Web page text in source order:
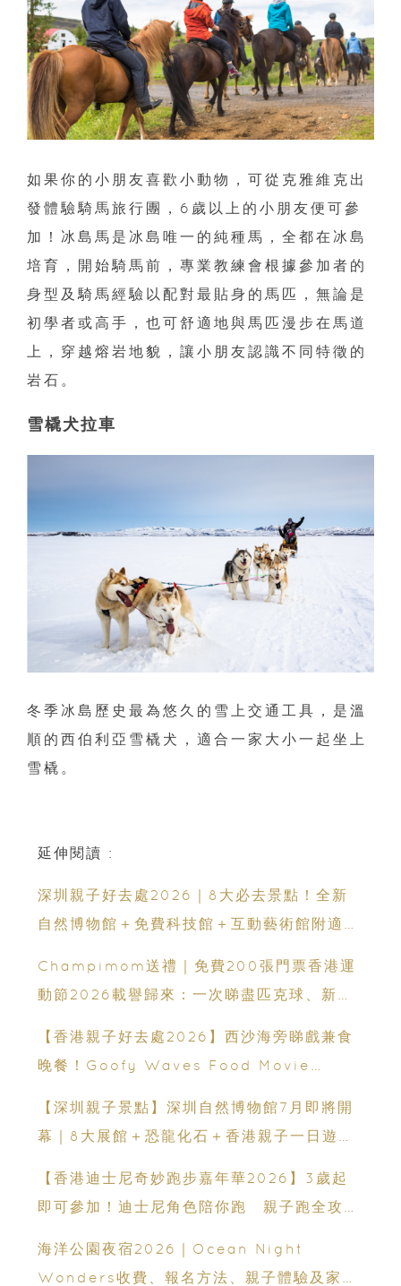
如果你的小朋友喜歡小動物，可從克雅維克出
發體驗騎馬旅行團，6歲以上的小朋友便可參
加！冰島馬是冰島唯一的純種馬，全都在冰島
培育，開始騎馬前，專業教練會根據參加者的
身型及騎馬經驗以配對最貼身的馬匹，無論是
初學者或高手，也可舒適地與馬匹漫步在馬道
上，穿越熔岩地貌，讓小朋友認識不同特徵的
岩石。
雪橇犬拉車
冬季冰島歷史最為悠久的雪上交通工具，是溫
順的西伯利亞雪橇犬，適合一家大小一起坐上
雪橇。
延伸閱讀 :
深圳親子好去處2026｜8大必去景點！全新
自然博物館＋免費科技館＋互動藝術館附適合
Champimom送禮｜免費200張門票香港運
動節2026載譽歸來：一次睇盡匹克球、新興
【香港親子好去處2026】西沙海旁睇戲兼食
晚餐！Goofy Waves Food Movie
【深圳親子景點】深圳自然博物館7月即將開
幕｜8大展館＋恐龍化石＋香港親子一日遊推
【香港迪士尼奇妙跑步嘉年華2026】3歲起
即可參加！迪士尼角色陪你跑 親子跑全攻略
海洋公園夜宿2026｜Ocean Night
Wonders收費、報名方法、親子體驗及家長